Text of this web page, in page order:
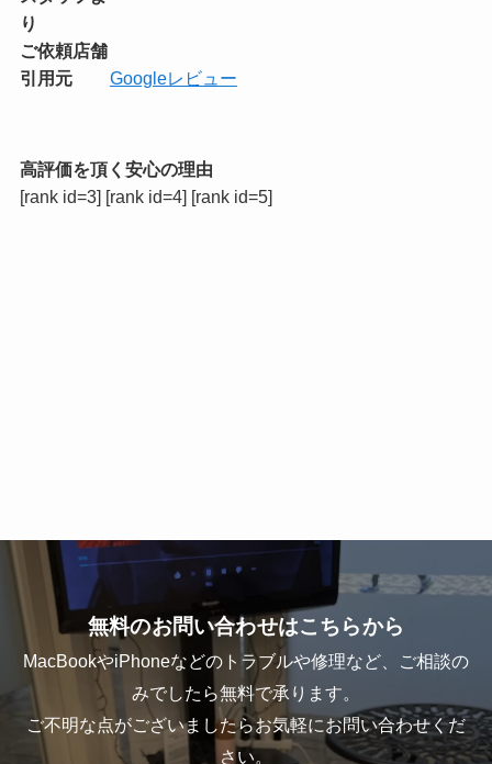
り
ご依頼店舗
引用元
Googleレビュー
高評価を頂く安心の理由
[rank id=3] [rank id=4] [rank id=5]
無料のお問い合わせはこちらから
MacBookやiPhoneなどのトラブルや修理など、ご相談の
みでしたら無料で承ります。
ご不明な点がございましたらお気軽にお問い合わせくだ
さい。